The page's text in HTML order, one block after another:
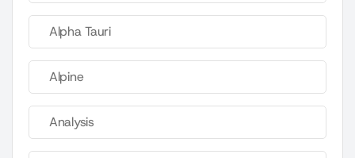
Alpha Tauri
Alpine
Analysis